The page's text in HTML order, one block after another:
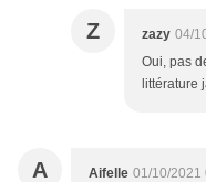
Z zazy 04/
Oui, pas
littérature
A Aifelle 01/10/2021